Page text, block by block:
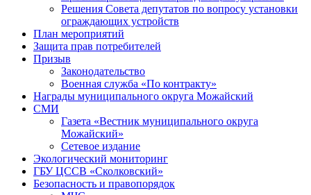
Решения Совета депутатов по вопросу установки
ограждающих устройств
План мероприятий
Защита прав потребителей
Призыв
Законодательство
Военная служба «По контракту»
Награды муниципального округа Можайский
СМИ
Газета «Вестник муниципального округа
Можайский»
Сетевое издание
Экологический мониторинг
ГБУ ЦССВ «Сколковский»
Безопасность и правопорядок